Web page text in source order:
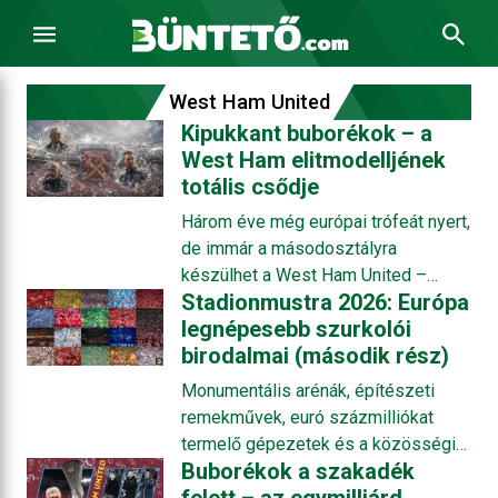
West Ham United
Kipukkant buborékok – a
West Ham elitmodelljének
totális csődje
Három éve még európai trófeát nyert,
de immár a másodosztályra
készülhet a West Ham United –
Anglia kilencedik és a világ 20.
legnagyobb árbevételű futballklubja.
A The Hammers az egész
szezonban szenvedett és majdnem
végig kieső helyen állt, az pedig már
a sors kegyelemdöfése, hogy éppen
az ősi rivális Tottenham Hotspur
menekült meg közvetlenül előtte. De
Stadionmustra 2026: Európa
legnépesebb szurkolói
birodalmai (második rész)
Monumentális arénák, építészeti
remekművek, euró százmilliókat
termelő gépezetek és a közösségi
extázis legszilárdabb bástyái.
Buborékok a szakadék